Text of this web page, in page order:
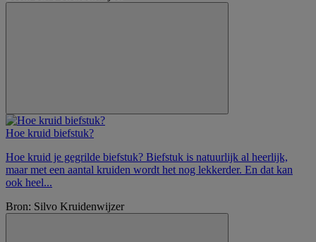
Hoe kruid biefstuk?
Hoe kruid je gegrilde biefstuk? Biefstuk is natuurlijk al heerlijk,
maar met een aantal kruiden wordt het nog lekkerder. En dat kan
ook heel...
Bron: Silvo Kruidenwijzer